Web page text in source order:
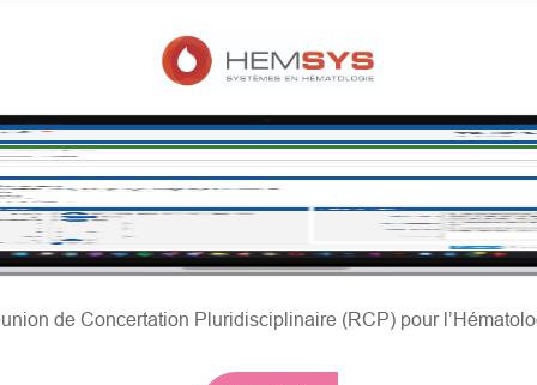
de Concertation Pluridisciplinaire (RCP) pour